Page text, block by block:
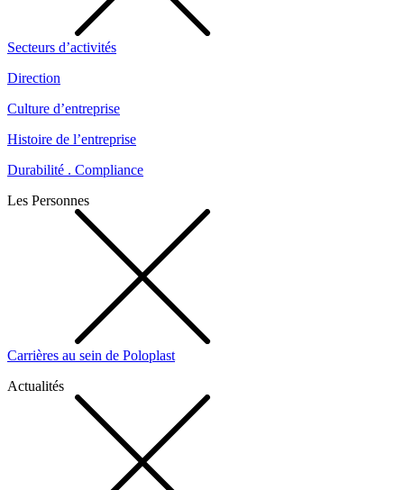
Secteurs d’activités
Direction
Culture d’entreprise
Histoire de l’entreprise
Durabilité . Compliance
Les Personnes
Carrières au sein de Poloplast
Actualités